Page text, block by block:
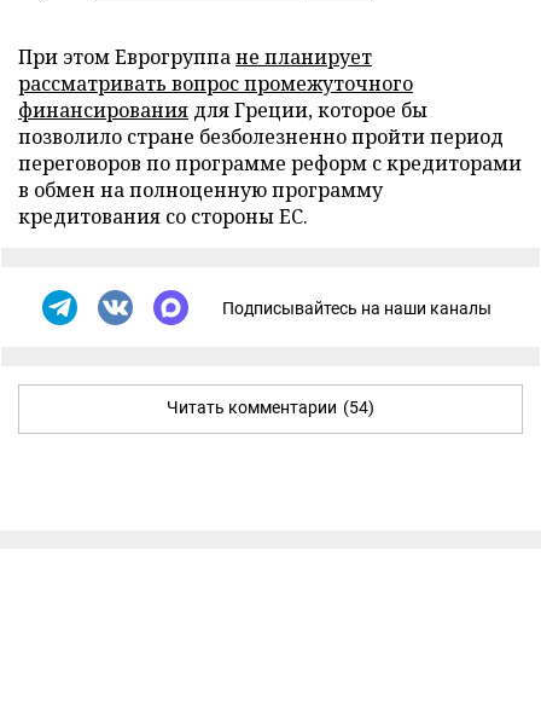
При этом Еврогруппане планирует
рассматривать вопрос промежуточного
финансирования для Греции, которое бы
позволило стране безболезненно пройти период
переговоров по программе реформ с кредиторами
в обмен на полноценную программу
кредитования со стороны ЕС.
Подписывайтесь на наши каналы
Читать комментарии (54)